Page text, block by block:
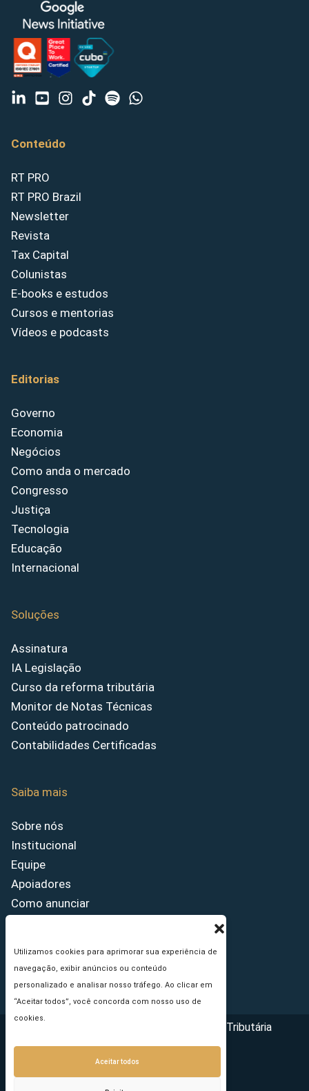
Utilizamos cookies para aprimorar sua experiência de
navegação, exibir anúncios ou conteúdo
personalizado e analisar nosso tráfego. Ao clicar em
“Aceitar todos”, você concorda com nosso uso de
cookies.
Aceitar todos
Conteúdo
RT PRO
RT PRO Brazil
Newsletter
Revista
Tax Capital
Colunistas
E-books e estudos
Cursos e mentorias
Vídeos e podcasts
Editorias
Governo
Economia
Negócios
Como anda o mercado
Congresso
Justiça
Tecnologia
Educação
Internacional
Soluções
Assinatura
IA Legislação
Curso da reforma tributária
Monitor de Notas Técnicas
Conteúdo patrocinado
Contabilidades Certificadas
Saiba mais
Sobre nós
Institucional
Equipe
Apoiadores
Como anunciar
Princípios Editoriais
Copyright © 2026 - Portal da Reforma Tributária